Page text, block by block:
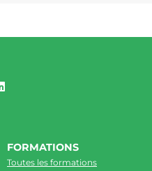
FORMATIONS
Toutes les formations